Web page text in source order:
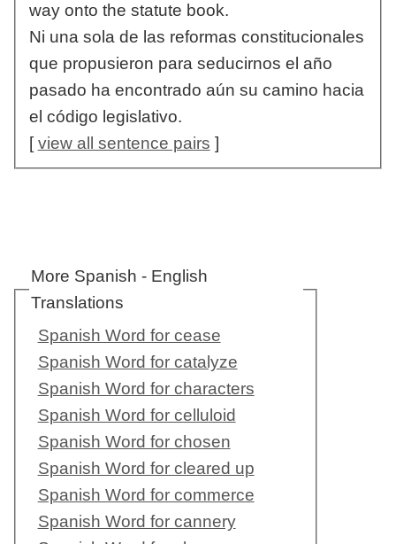
way onto the statute book.
Ni una sola de las reformas constitucionales
que propusieron para seducirnos el año
pasado ha encontrado aún su camino hacia
el código legislativo.
[view all sentence pairs ]
More Spanish - English
Translations
Spanish Word for cease
Spanish Word for catalyze
Spanish Word for characters
Spanish Word for celluloid
Spanish Word for chosen
Spanish Word for cleared up
Spanish Word for commerce
Spanish Word for cannery